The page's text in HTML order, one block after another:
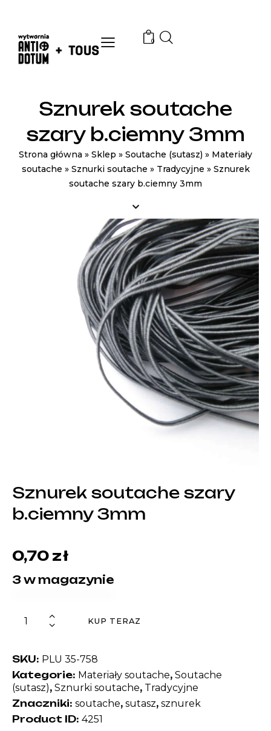
0
Sznurek soutache
szary b.ciemny 3mm
Strona główna » Sklep » Soutache (sutasz) » Materiały
soutache » Sznurki soutache » Tradycyjne » Sznurek
soutache szary b.ciemny 3mm
Sznurek soutache szary
b.ciemny 3mm
0,70 zł
3 w magazynie
KUP TERAZ
SKU: PLU 35-758
Kategorie: Materiały soutache, Soutache
(sutasz), Sznurki soutache, Tradycyjne
Znaczniki: soutache, sutasz, sznurek
Product ID: 4251